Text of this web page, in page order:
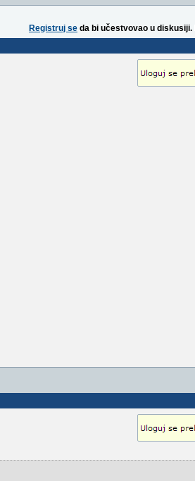
Registruj se da bi učestvovao u diskusiji.